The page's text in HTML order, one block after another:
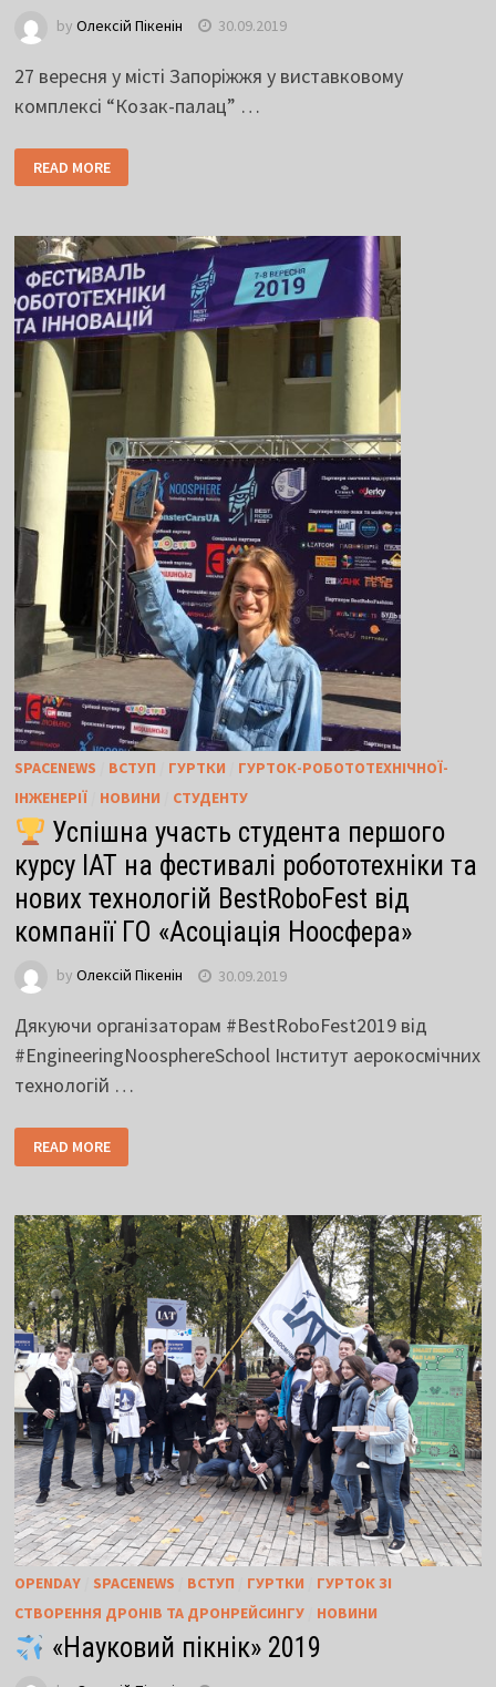
by Олексій Пікенін 30.09.2019
27 вересня у місті Запоріжжя у виставковому
комплексі “Козак-палац” …
READ MORE
SPACENEWS ВСТУП ГУРТКИ
ГУРТОК-РОБОТОТЕХНІЧНОЇ-
ІНЖЕНЕРІЇ/ НОВИНИ СТУДЕНТУ
Успішна участь студента першого
курсу ІАТ на фестивалі робототехніки та
нових технологій BestRoboFest від
компанії ГО «Асоціація Ноосфера»
by Олексій Пікенін 30.09.2019
Дякуючи організаторам #BestRoboFest2019 від
#EngineeringNoosphereSchool Інститут аерокосмічних
технологій …
READ MORE
OPENDAY/ SPACENEWS ВСТУП ГУРТКИ
ГУРТОК ЗІ
СТВОРЕННЯ ДРОНІВ ТА ДРОНРЕЙСИНГУ/ НОВИНИ
«Науковий пікнік» 2019